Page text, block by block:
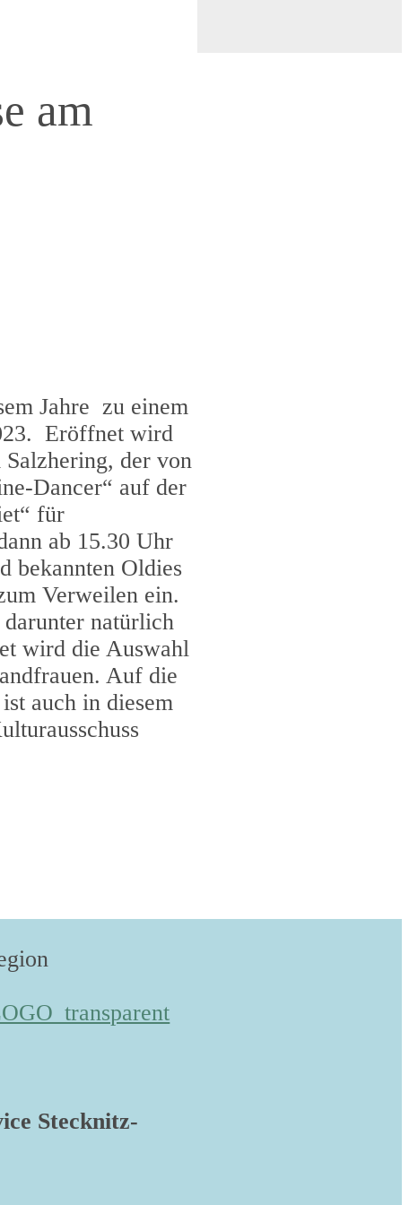
am
Jahre zu einem
Eröffnet wird
der von
Dancer“ auf der
für
ab 15.30 Uhr
bekannten Oldies
Verweilen ein.
natürlich
wird die Auswahl
Auf die
auch in diesem
Stecknitz-